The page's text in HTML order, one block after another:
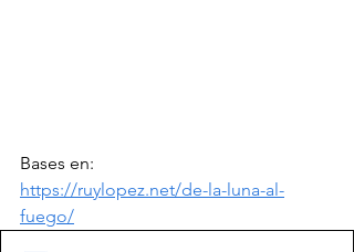
Bases en:
https://ruylopez.net/de-la-luna-al-
fuego/